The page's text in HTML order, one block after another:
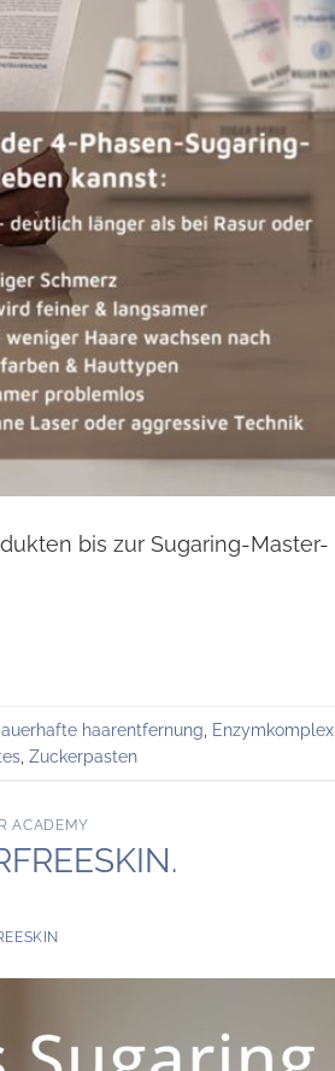
bis zur Sugaring-Master-
haarentfernung Enzymkomplex
Zuckerpasten
ACADEMY